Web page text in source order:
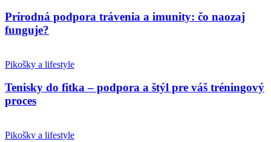
Prírodná podpora trávenia a imunity: čo naozaj
funguje?
Pikošky a lifestyle
Tenisky do fitka – podpora a štýl pre váš tréningový
proces
Pikošky a lifestyle